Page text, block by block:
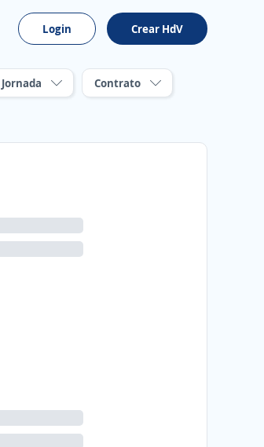
Login Crear HdV
Jornada Contrato